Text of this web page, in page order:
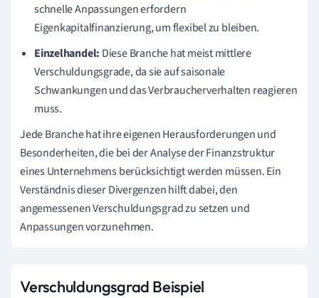
schnelle Anpassungen erfordern
Eigenkapitalfinanzierung, um flexibel zu bleiben.
Einzelhandel: Diese Branche hat meist mittlere
Verschuldungsgrade, da sie auf saisonale
Schwankungen und das Verbraucherverhalten reagieren
muss.
Jede Branche hat ihre eigenen Herausforderungen und
Besonderheiten, die bei der Analyse der Finanzstruktur
eines Unternehmens berücksichtigt werden müssen. Ein
Verständnis dieser Divergenzen hilft dabei, den
angemessenen Verschuldungsgrad zu setzen und
Anpassungen vorzunehmen.
Verschuldungsgrad Beispiel